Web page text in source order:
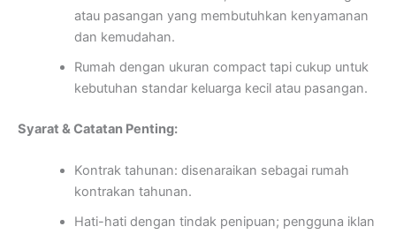
atau pasangan yang membutuhkan kenyamanan
dan kemudahan.
Rumah dengan ukuran compact tapi cukup untuk
kebutuhan standar keluarga kecil atau pasangan.
Syarat & Catatan Penting:
Kontrak tahunan: disenaraikan sebagai rumah
kontrakan tahunan.
Hati-hati dengan tindak penipuan; pengguna iklan